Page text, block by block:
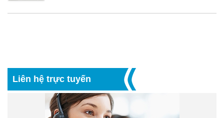
Liên hệ trực tuyến